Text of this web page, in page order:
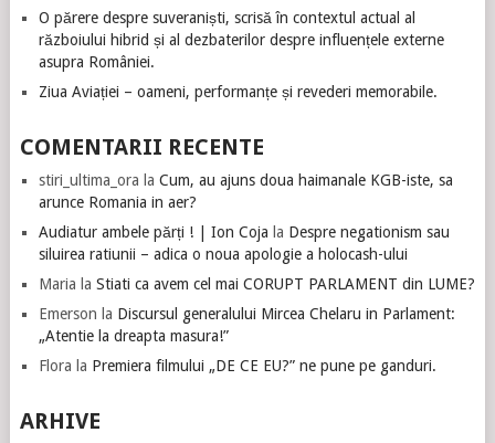
O părere despre suveraniști, scrisă în contextul actual al
războiului hibrid și al dezbaterilor despre influențele externe
asupra României.
Ziua Aviației – oameni, performanțe și revederi memorabile.
COMENTARII RECENTE
stiri_ultima_ora la Cum, au ajuns doua haimanale KGB-iste, sa
arunce Romania in aer?
Audiatur ambele părți ! | Ion Coja la Despre negationism sau
siluirea ratiunii – adica o noua apologie a holocash-ului
Maria la Stiati ca avem cel mai CORUPT PARLAMENT din LUME?
Emerson la Discursul generalului Mircea Chelaru in Parlament:
„Atentie la dreapta masura!”
Flora la Premiera filmului „DE CE EU?” ne pune pe ganduri.
ARHIVE